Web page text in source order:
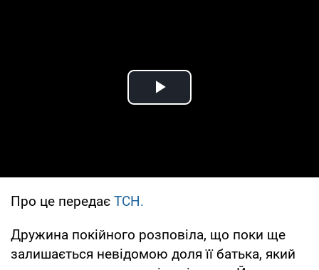
Play Video
Про це передає ТСН.
Дружина покійного розповіла, що поки ще
залишається невідомою доля її батька, який